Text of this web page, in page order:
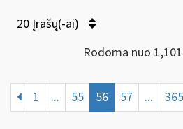
20 Įrašų(-ai)
Rodoma nuo
1 ... 55 56 57 ... 365